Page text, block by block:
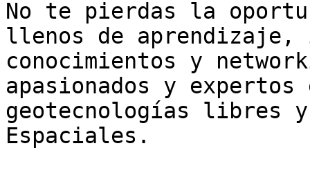
No te pierdas la
llenos de aprendizaje,
conocimientos y
apasionados y
geotecnologías libres
Espaciales.